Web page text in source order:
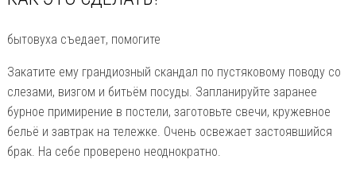
бытовуха съедает, помогите
Закатите ему грандиозный скандал по пустяковому поводу со
слезами, визгом и битьём посуды. Запланируйте заранее
бурное примирение в постели, заготовьте свечи, кружевное
бельё и завтрак на тележке. Очень освежает застоявшийся
брак. На себе проверено неоднократно.